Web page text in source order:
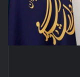
کیمیایی متوقف شد